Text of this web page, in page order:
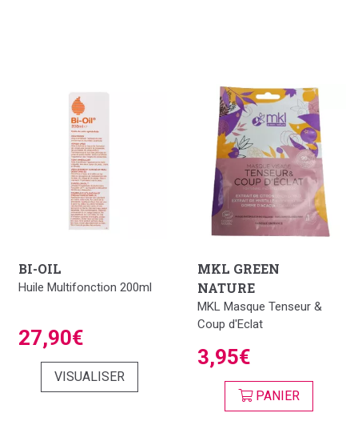
BI-OIL
Huile Multifonction 200ml
27,90€
VISUALISER
MKL GREEN
NATURE
MKL Masque Tenseur &
Coup d'Eclat
3,95€
PANIER